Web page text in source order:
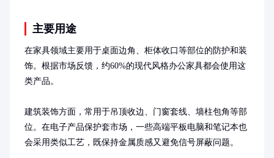
主要用途
在家具领域主要用于桌面边角、柜体收口等部位的防护和装
饰。根据市场反馈，约60%的现代风格办公家具都会使用这
类产品。
建筑装饰方面，常用于吊顶收边、门窗套线、墙柱包角等部
位。在电子产品保护套市场，一些高端平板电脑和笔记本也
会采用类似工艺，既保持金属质感又避免信号屏蔽问题。